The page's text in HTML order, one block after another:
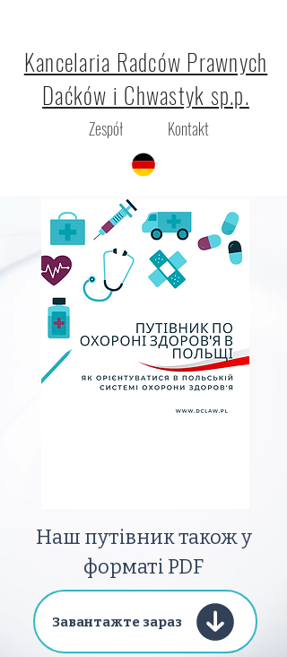
Kancelaria Radców Prawnych
Daćków i Chwastyk sp.p.
Zespół Kontakt
Наш путівник також у
форматі PDF
Завантажте зараз